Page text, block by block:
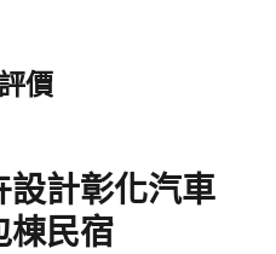
價
設計彰化汽車
棟民宿